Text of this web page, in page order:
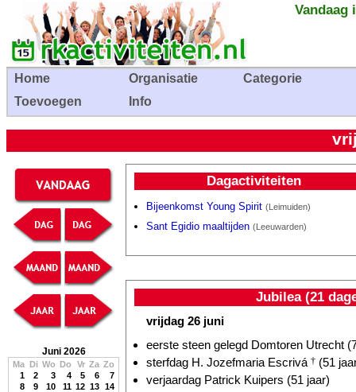
Vandaag
Home Organisatie
Categorie
Toevoegen
Info
Juni 2026
Ma Di Wo Do Vr Za Zo
1
2 3 4 5 6
7
8
9 10 11 12 13 14
Dagactiviteiten
Bijeenkomst Young Spirit (Leimuiden)
Sant Egidio maaltijden (Leeuwarden)
Jubilea (21
vrijdag 26 juni
eerste steen gelegd Domtoren Utrecht
sterfdag H. Jozefmaria Escrivá † (51
verjaardag Patrick Kuipers (51 jaar)